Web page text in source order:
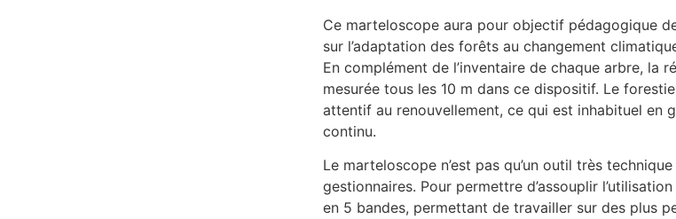
Ce marteloscope aura pour objectif pédagogique
sur l’adaptation des forêts au changement
En complément de l’inventaire de chaque arbre, la
mesurée tous les 10 m dans ce dispositif. Le
attentif au renouvellement, ce qui est inhabituel en
continu.
Le marteloscope n’est pas qu’un outil très
gestionnaires. Pour permettre d’assouplir
en 5 bandes, permettant de travailler sur des plus